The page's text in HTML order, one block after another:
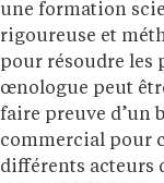
une formation
rigoureuse et
pour résoudre les
œnologue peut
faire preuve d’un
commercial pour
différents acteurs